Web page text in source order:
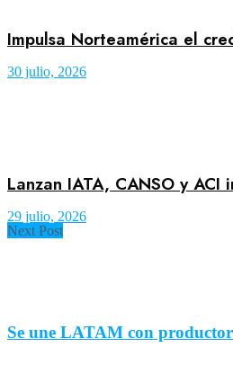
Impulsa Norteamérica el
30 julio, 2026
Lanzan IATA, CANSO y
29 julio, 2026
Next Post
Se une LATAM con